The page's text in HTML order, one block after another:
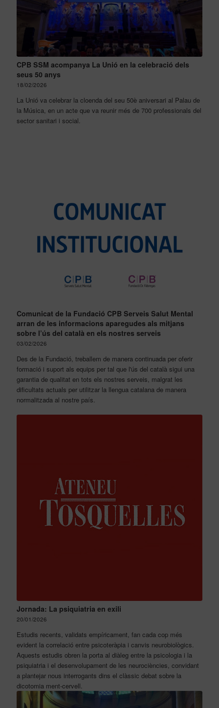
CPB SSM acompanya La Unió en la celebració dels
seus 50 anys
18/02/2026
La Unió va celebrar la cloenda del seu 50è aniversari al Palau de
la Música, en un acte que va reunir més de 700 professionals del
sector sanitari i social.
Comunicat de la Fundació CPB Serveis Salut Mental
arran de les informacions aparegudes als mitjans
sobre l’ús del català en els nostres serveis
03/02/2026
Des de la Fundació, treballem de manera continuada per oferir
formació i suport als equips per tal que l'ús del català sigui una
garantia de qualitat en tots els nostres serveis, malgrat les
dificultats actuals per utilitzar la llengua catalana de manera
normalitzada al nostre país.
Jornada: La psiquiatria en exili
20/01/2026
Estudis recents, validats empíricament, fan cada cop més
evident la correlació entre psicoteràpia i canvis neurobiològics.
Aquests estudis obren la porta al diàleg entre la psicologia i la
psiquiatria i el desenvolupament de les neurociències, convidant
a plantejar nous interrogants dins el clàssic debat sobre la
dicotomia ment-cervell.